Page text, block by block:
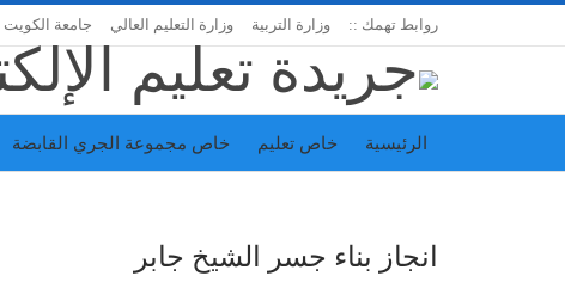
روابط تهمك :: وزارة التربية وزارة التعليم العالي جامعة الكويت
الرئيسية خاص تعليم خاص مجموعة الجري القابضة
انجاز بناء جسر الشيخ جابر